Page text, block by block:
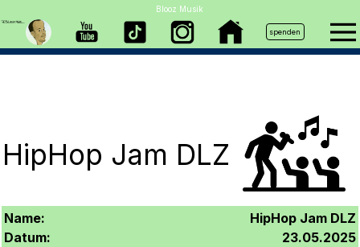
Blooz Musik
spenden
HipHop Jam DLZ
Name:
HipHop Jam DLZ
Datum:
23.05.2025